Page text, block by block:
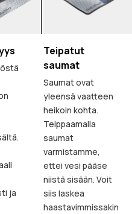
ja
Teipatut
saumat
Saumat ovat
yleensä vaatteen
heikoin kohta.
Teippaamalla
saumat
varmistamme,
ettei vesi pääse
niistä sisään. Voit
siis laskea
haastavimmissakin